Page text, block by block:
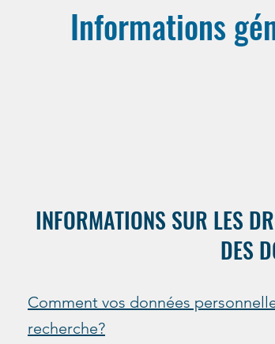
Informations
INFORMATIONS SUR LES
DES
Comment vos données
recherche?